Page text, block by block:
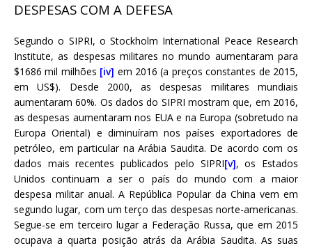
DESPESAS COM A DEFESA
Segundo o SIPRI, o Stockholm International Peace Research
Institute, as despesas militares no mundo aumentaram para
$1686 mil milhões [iv] em 2016 (a preços constantes de 2015,
em US$). Desde 2000, as despesas militares mundiais
aumentaram 60%. Os dados do SIPRI mostram que, em 2016,
as despesas aumentaram nos EUA e na Europa (sobretudo na
Europa Oriental) e diminuíram nos países exportadores de
petróleo, em particular na Arábia Saudita. De acordo com os
dados mais recentes publicados pelo SIPRI[v], os Estados
Unidos continuam a ser o país do mundo com a maior
despesa militar anual. A República Popular da China vem em
segundo lugar, com um terço das despesas norte-americanas.
Segue-se em terceiro lugar a Federação Russa, que em 2015
ocupava a quarta posição atrás da Arábia Saudita. As suas